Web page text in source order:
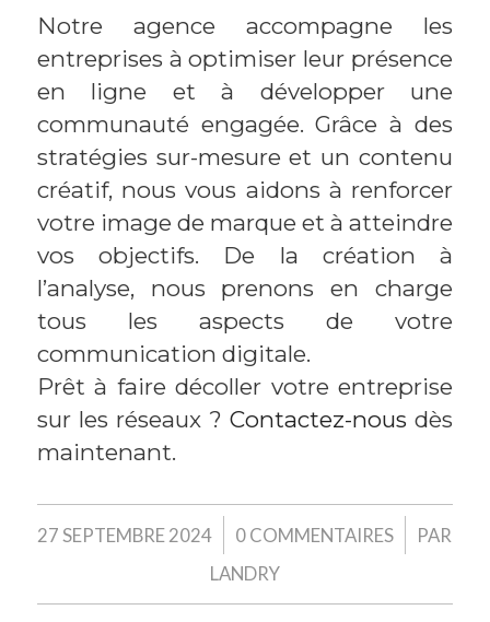
Notre agence accompagne les
entreprises à optimiser leur présence
en ligne et à développer une
communauté engagée. Grâce à des
stratégies sur-mesure et un contenu
créatif, nous vous aidons à renforcer
votre image de marque et à atteindre
vos objectifs. De la création à
l’analyse, nous prenons en charge
tous les aspects de votre
communication digitale.
Prêt à faire décoller votre entreprise
sur les réseaux ?Contactez-nous dès
maintenant.
27 SEPTEMBRE 2024
/ 0 COMMENTAIRES
/
PAR
LANDRY